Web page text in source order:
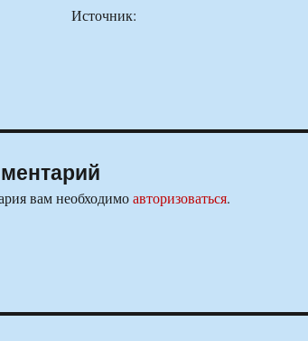
Источник:
вам необходимоавторизоваться.